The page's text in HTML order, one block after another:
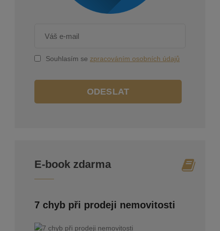
Souhlasím se zpracováním osobních údajů
ODESLAT
E-book zdarma
7 chyb při prodeji nemovitosti